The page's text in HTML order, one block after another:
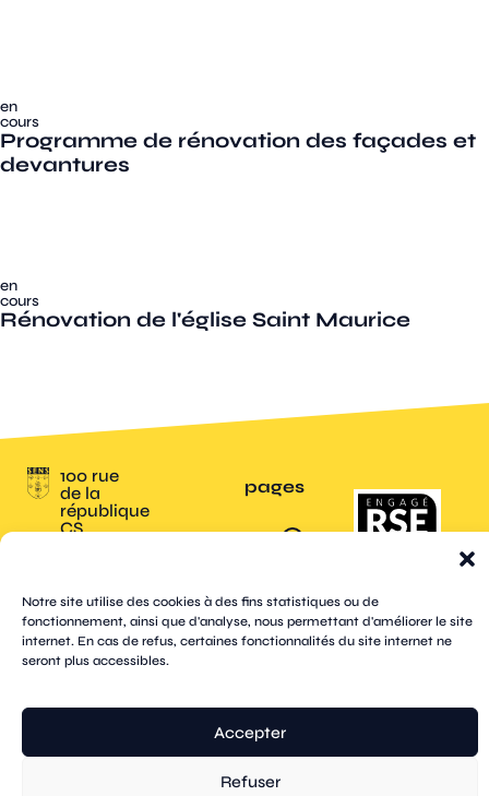
Notre site utilise des cookies à des fins statistiques ou de
fonctionnement, ainsi que d'analyse, nous permettant d'améliorer le site
internet. En cas de refus, certaines fonctionnalités du site internet ne
seront plus accessibles.
Accepter
Refuser
en
cours
Programme de rénovation des façades et
devantures
en
cours
Rénovation de l'église Saint Maurice
100 rue
de la
république
CS
Cedex
03 86 95
67 00
suivez-
nousfacebook
instagram
threads
tik
tok
whatsapp
linkedin
youtube
twitter
(X)
pages